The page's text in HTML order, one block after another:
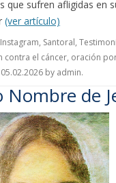
que sufren afligidas en
(ver artículo)
Instagram, Santoral,
contra el cáncer, oración
05.02.2026 by admin.
Nombre de